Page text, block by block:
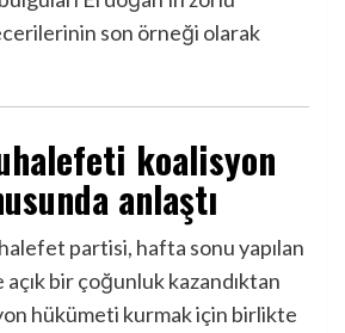
son örneği olarak
koalisyon
anlaştı
partisi, hafta sonu yapılan
bir çoğunluk kazandıktan
hükümeti kurmak için birlikte